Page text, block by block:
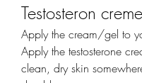
Testosteron creme
Apply the cream/gel to
Apply the testosterone
clean, dry skin